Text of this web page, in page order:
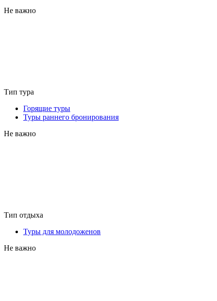
Не важно
Тип тура
Горящие туры
Туры раннего бронирования
Не важно
Тип отдыха
Туры для молодоженов
Не важно